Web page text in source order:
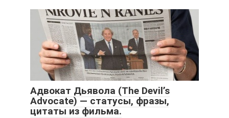
Адвокат Дьявола (The Devil’s
Advocate) — статусы, фразы,
цитаты из фильма.